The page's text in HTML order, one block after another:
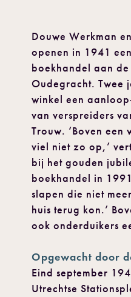
Douwe Werkman
openen in 1941
boekhandel aan de
Oudegracht. Twee
winkel een
van verspreiders
Trouw. ‘Boven een
viel niet zo op,’
bij het gouden
boekhandel in
slapen die niet
huis terug kon.’
ook onderduikers
Opgewacht door
Eind september
Utrechtse